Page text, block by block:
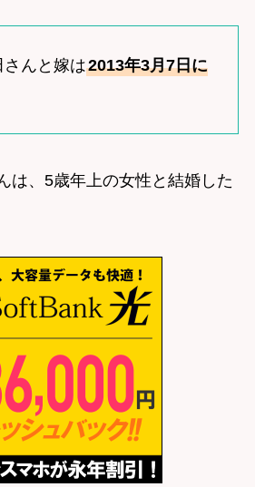
んと嫁は2013年3月7日に
は、5歳年上の女性と結婚した